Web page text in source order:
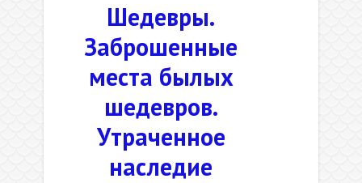
Шедевры.
Заброшенные
места былых
шедевров.
Утраченное
наследие